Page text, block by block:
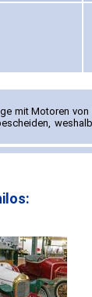
mit Motoren von